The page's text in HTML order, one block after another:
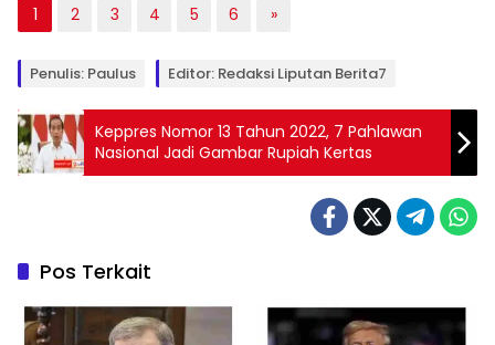
1 2 3 4 5 6 »
Penulis: Paulus Editor: Redaksi Liputan Berita7
Keppres Nomor 13 Tahun 2022, 7 Pahlawan
Nasional Jadi Gambar Rupiah Kertas
Pos Terkait